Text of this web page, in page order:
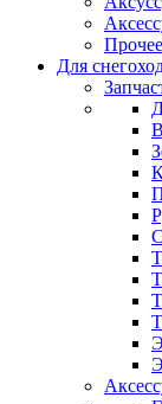
Прочее
Для